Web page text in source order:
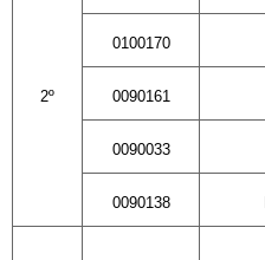
2º
0100170
0090161
0090033
0090138